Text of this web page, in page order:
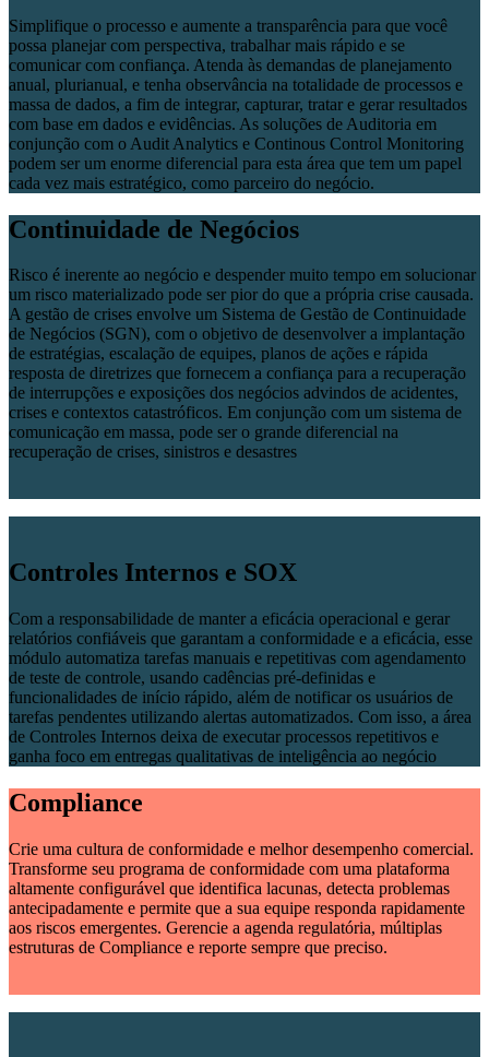
Simplifique o processo e aumente a transparência para que você
possa planejar com perspectiva, trabalhar mais rápido e se
comunicar com confiança. Atenda às demandas de planejamento
anual, plurianual, e tenha observância na totalidade de processos e
massa de dados, a fim de integrar, capturar, tratar e gerar resultados
com base em dados e evidências. As soluções de Auditoria em
conjunção com o Audit Analytics e Continous Control Monitoring
podem ser um enorme diferencial para esta área que tem um papel
cada vez mais estratégico, como parceiro do negócio.
Continuidade de Negócios
Risco é inerente ao negócio e despender muito tempo em solucionar
um risco materializado pode ser pior do que a própria crise causada.
A gestão de crises envolve um Sistema de Gestão de Continuidade
de Negócios (SGN), com o objetivo de desenvolver a implantação
de estratégias, escalação de equipes, planos de ações e rápida
resposta de diretrizes que fornecem a confiança para a recuperação
de interrupções e exposições dos negócios advindos de acidentes,
crises e contextos catastróficos. Em conjunção com um sistema de
comunicação em massa, pode ser o grande diferencial na
recuperação de crises, sinistros e desastres
Controles Internos e SOX
Com a responsabilidade de manter a eficácia operacional e gerar
relatórios confiáveis que garantam a conformidade e a eficácia, esse
módulo automatiza tarefas manuais e repetitivas com agendamento
de teste de controle, usando cadências pré-definidas e
funcionalidades de início rápido, além de notificar os usuários de
tarefas pendentes utilizando alertas automatizados. Com isso, a área
de Controles Internos deixa de executar processos repetitivos e
ganha foco em entregas qualitativas de inteligência ao negócio
Compliance
Crie uma cultura de conformidade e melhor desempenho comercial.
Transforme seu programa de conformidade com uma plataforma
altamente configurável que identifica lacunas, detecta problemas
antecipadamente e permite que a sua equipe responda rapidamente
aos riscos emergentes. Gerencie a agenda regulatória, múltiplas
estruturas de Compliance e reporte sempre que preciso.